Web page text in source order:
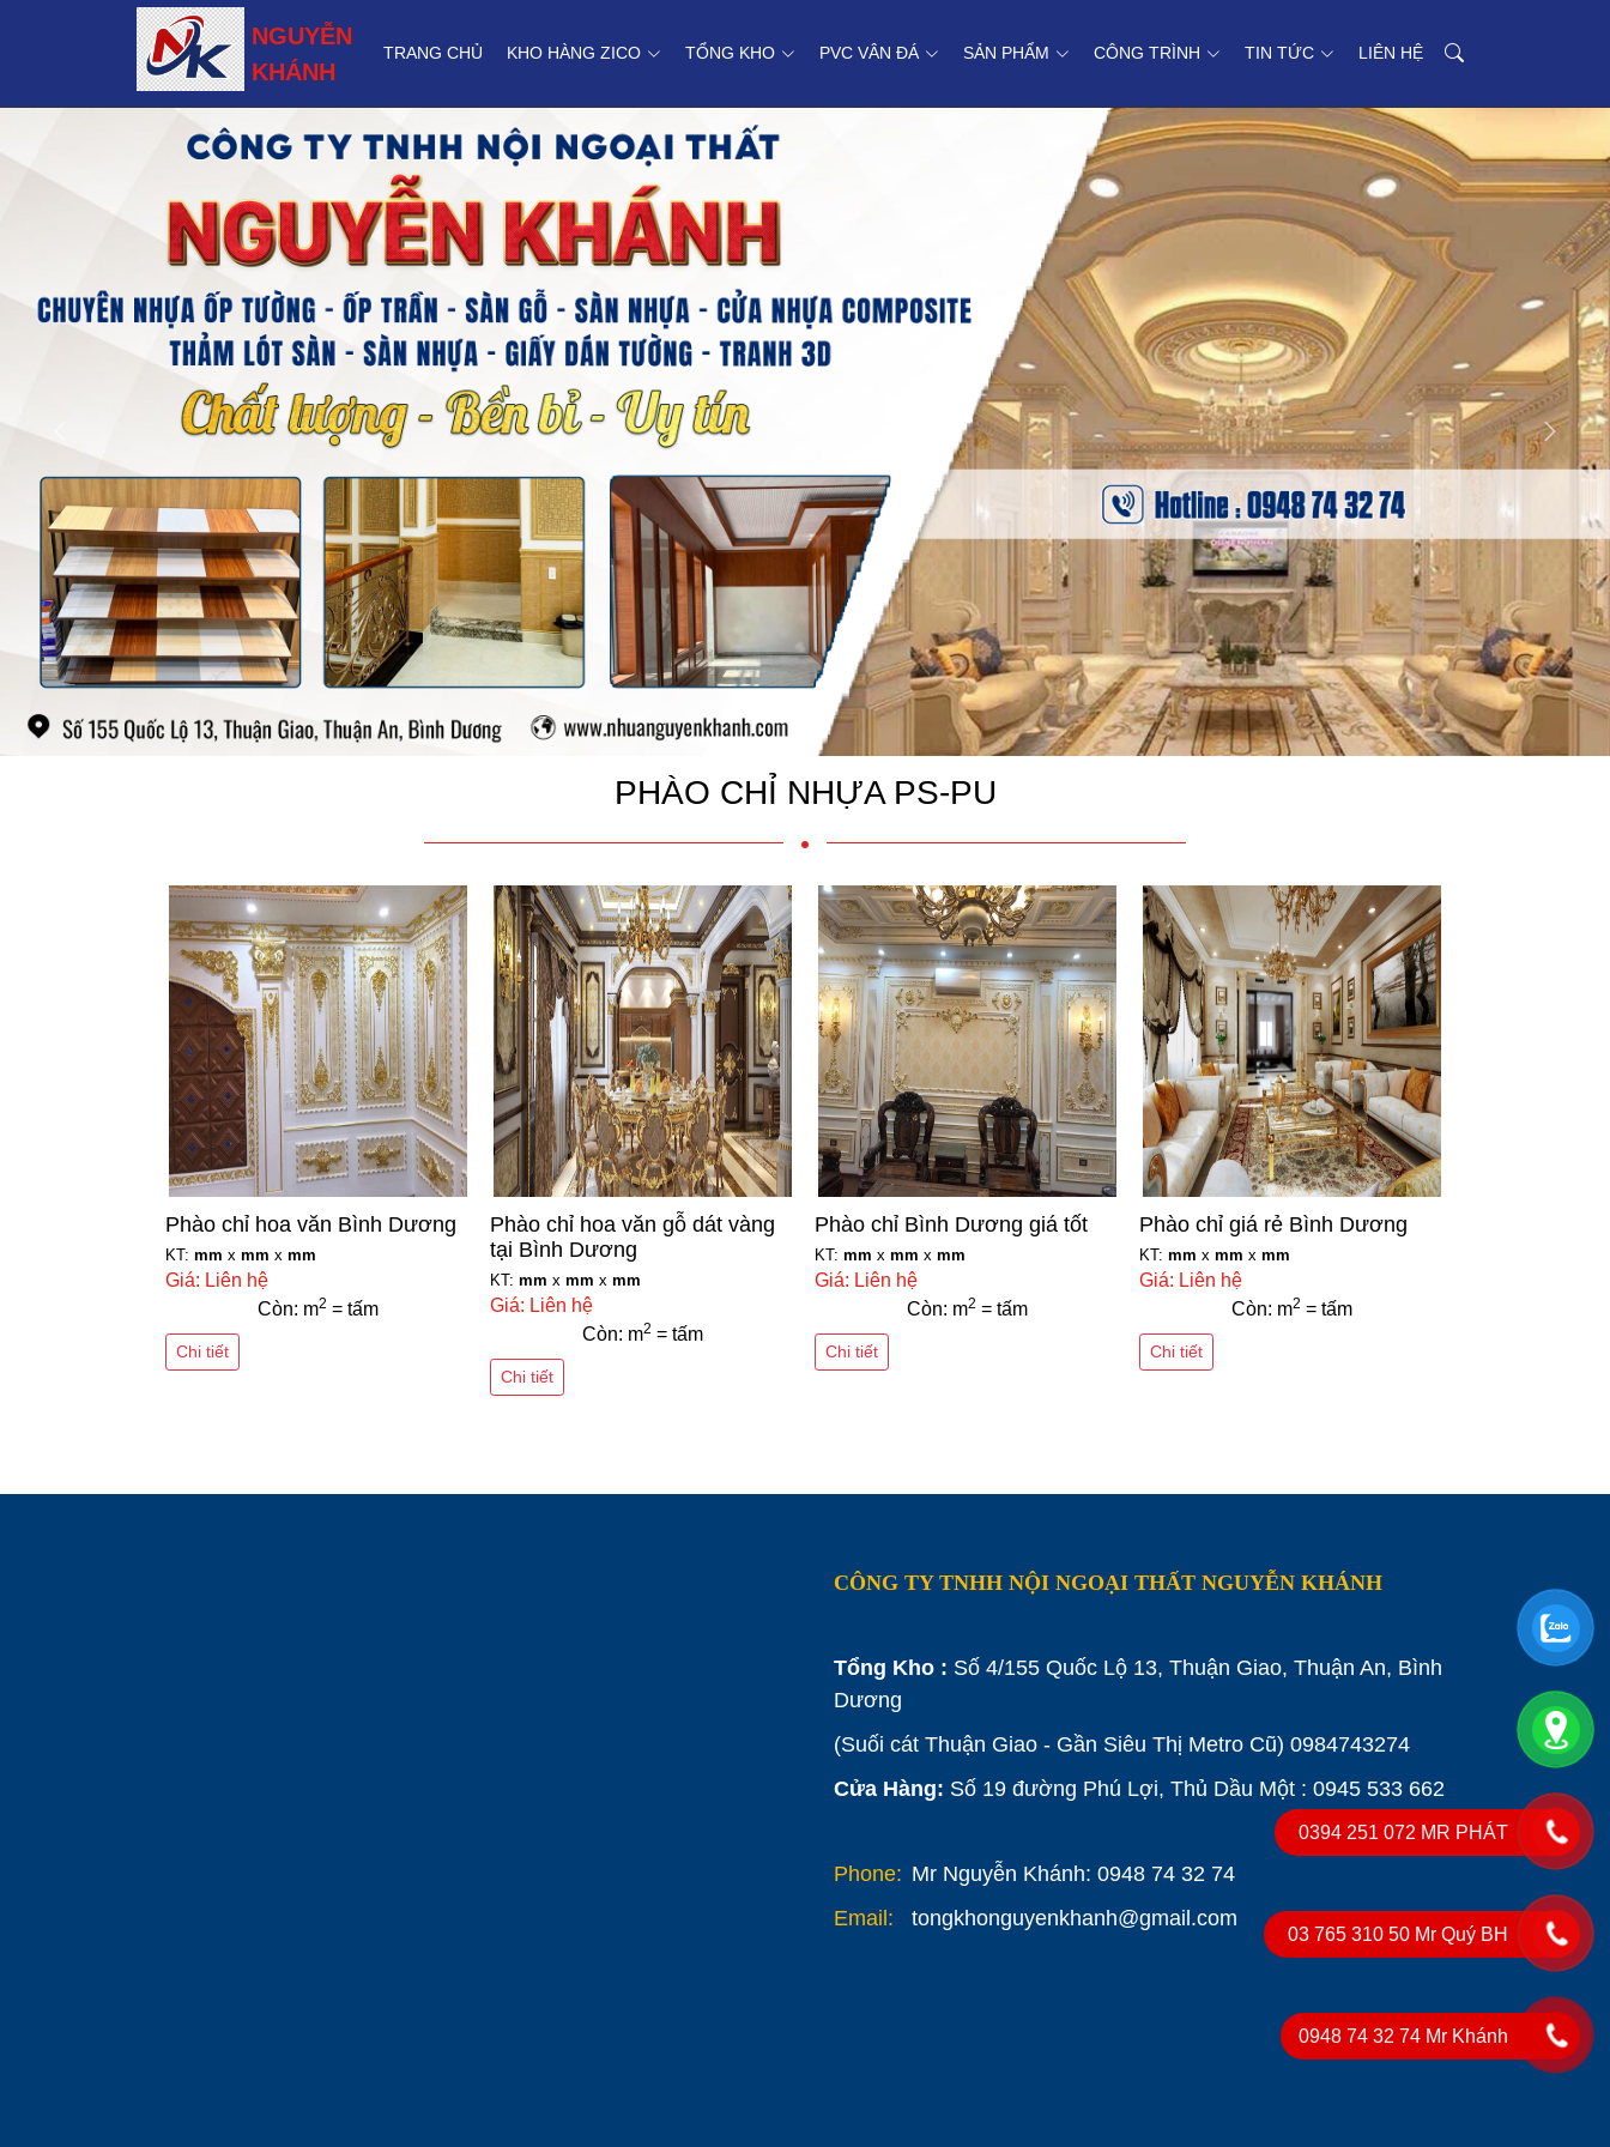
NGUYỄN
KHÁNH
TRANG CHỦ KHO HÀNG ZICO TỔNG KHO PVC VÂN ĐÁ SẢN PHẨM CÔNG TRÌNH TIN TỨC LIÊN HỆ
PHÀO CHỈ NHỰA PS-PU
Phào chỉ hoa văn Bình Dương
KT: mm x mm x mm
Giá: Liên hệ
Còn: m2 = tấm
Chi tiết
Phào chỉ hoa văn gỗ dát vàng
tại Bình Dương
KT: mm x mm x mm
Giá: Liên hệ
Còn: m2 = tấm
Chi tiết
Phào chỉ Bình Dương giá tốt
KT: mm x mm x mm
Giá: Liên hệ
Còn: m2 = tấm
Chi tiết
Phào chỉ giá rẻ Bình Dương
KT: mm x mm x mm
Giá: Liên hệ
Còn: m2 = tấm
Chi tiết
CÔNG TY TNHH NỘI NGOẠI THẤT NGUYỄN KHÁNH
Tổng Kho : Số 4/155 Quốc Lộ 13, Thuận Giao, Thuận An, Bình
Dương
(Suối cát Thuận Giao - Gần Siêu Thị Metro Cũ) 0984743274
Cửa Hàng: Số 19 đường Phú Lợi, Thủ Dầu Một : 0945 533 662
Phone: Mr Nguyễn Khánh: 0948 74 32 74
Email:
tongkhonguyenkhanh@gmail.com
0394 251 072 MR PHÁT
03 765 310 50 Mr Quý BH
0948 74 32 74 Mr Khánh